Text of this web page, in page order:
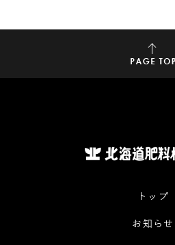
トップ
お知らせ